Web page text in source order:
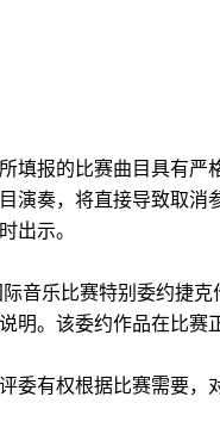
填报的比赛曲目具有
演奏，将直接导致取
出示。
音乐比赛特别委约捷
明。该委约作品在比赛
委有权根据比赛需要